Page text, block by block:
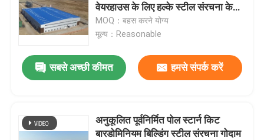
वेयरहाउस के लिए हल्के स्टील संरचना के
साथ स्टील बिल्डिंग
MOQ：बहस करने योग्य
मूल्य：Reasonable
सबसे अच्छी कीमत हमसे संपर्क करें
अनुकूलित पूर्वनिर्मित पोल स्टार्न किट
बारडोमिनियम बिल्डिंग स्टील संरचना गोदाम